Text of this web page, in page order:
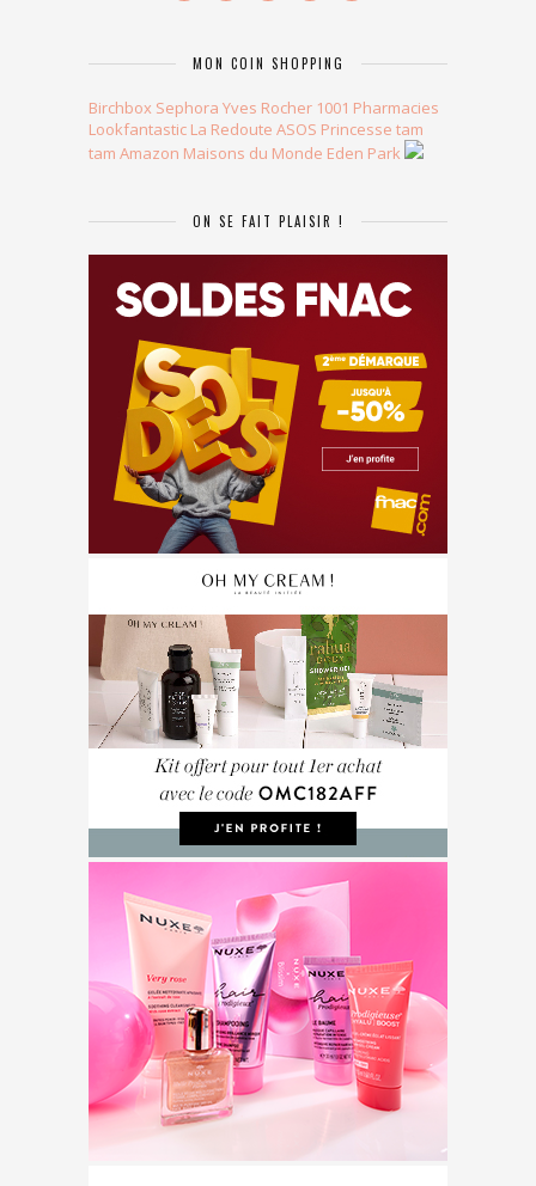
MON COIN SHOPPING
Birchbox Sephora Yves Rocher 1001 Pharmacies
Lookfantastic La Redoute ASOS Princesse tam
tam Amazon Maisons du Monde Eden Park
ON SE FAIT PLAISIR !